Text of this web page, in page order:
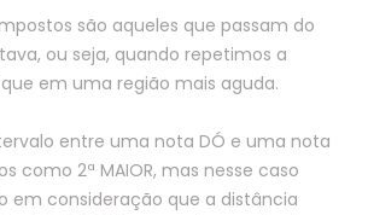
são aqueles que passam do
ou seja, quando repetimos a
em uma região mais aguda.
entre uma nota DÓ e uma nota
como 2ª MAIOR, mas nesse caso
em consideração que a distância